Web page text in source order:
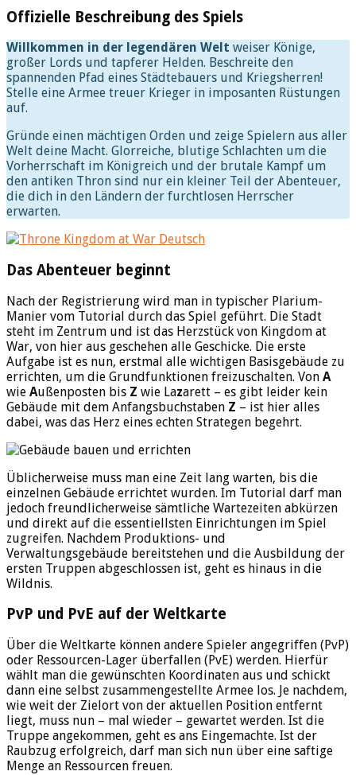
Offizielle Beschreibung des Spiels
Willkommen in der legendären Welt weiser Könige,
großer Lords und tapferer Helden. Beschreite den
spannenden Pfad eines Städtebauers und Kriegsherren!
Stelle eine Armee treuer Krieger in imposanten Rüstungen
auf.
Gründe einen mächtigen Orden und zeige Spielern aus aller
Welt deine Macht. Glorreiche, blutige Schlachten um die
Vorherrschaft im Königreich und der brutale Kampf um
den antiken Thron sind nur ein kleiner Teil der Abenteuer,
die dich in den Ländern der furchtlosen Herrscher
erwarten.
Das Abenteuer beginnt
Nach der Registrierung wird man in typischer Plarium-
Manier vom Tutorial durch das Spiel geführt. Die Stadt
steht im Zentrum und ist das Herzstück von Kingdom at
War, von hier aus geschehen alle Geschicke. Die erste
Aufgabe ist es nun, erstmal alle wichtigen Basisgebäude zu
errichten, um die Grundfunktionen freizuschalten. Von A
wie Außenposten bis Z wie Lazarett – es gibt leider kein
Gebäude mit dem Anfangsbuchstaben Z – ist hier alles
dabei, was das Herz eines echten Strategen begehrt.
Üblicherweise muss man eine Zeit lang warten, bis die
einzelnen Gebäude errichtet wurden. Im Tutorial darf man
jedoch freundlicherweise sämtliche Wartezeiten abkürzen
und direkt auf die essentiellsten Einrichtungen im Spiel
zugreifen. Nachdem Produktions- und
Verwaltungsgebäude bereitstehen und die Ausbildung der
ersten Truppen abgeschlossen ist, geht es hinaus in die
Wildnis.
PvP und PvE auf der Weltkarte
Über die Weltkarte können andere Spieler angegriffen (PvP)
oder Ressourcen-Lager überfallen (PvE) werden. Hierfür
wählt man die gewünschten Koordinaten aus und schickt
dann eine selbst zusammengestellte Armee los. Je nachdem,
wie weit der Zielort von der aktuellen Position entfernt
liegt, muss nun – mal wieder – gewartet werden. Ist die
Truppe angekommen, geht es ans Eingemachte. Ist der
Raubzug erfolgreich, darf man sich nun über eine saftige
Menge an Ressourcen freuen.